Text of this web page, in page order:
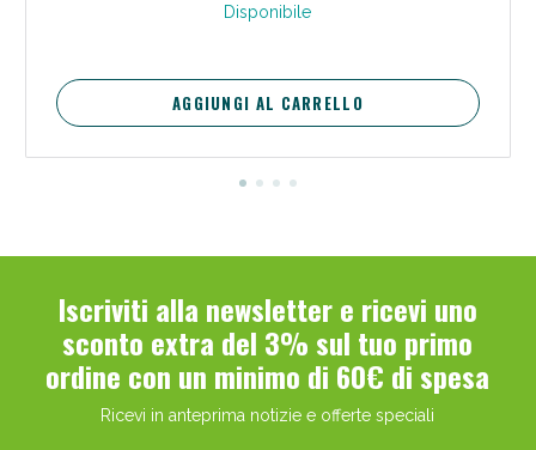
Disponibile
AGGIUNGI AL CARRELLO
Iscriviti alla newsletter e ricevi uno
sconto extra del 3% sul tuo primo
ordine con un minimo di 60€ di spesa
Ricevi in anteprima notizie e offerte speciali